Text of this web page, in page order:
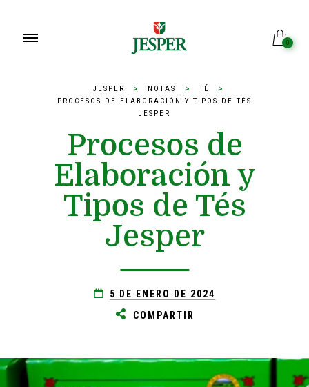
0
JESPER > NOTAS > TÉ
>
PROCESOS DE ELABORACIÓN Y TIPOS DE TÉS
JESPER
Procesos de
Elaboración y
Tipos de Tés
Jesper
5 DE ENERO DE 2024
COMPARTIR